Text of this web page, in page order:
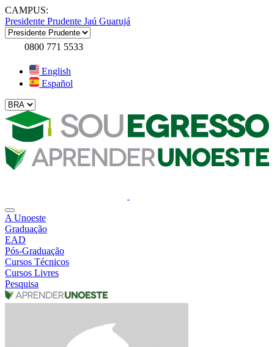
CAMPUS:
Presidente Prudente Jaú Guarujá
0800 771 5533
English
Español
A Unoeste
Graduação
EAD
Pós-Graduação
Cursos Técnicos
Cursos Livres
Pesquisa